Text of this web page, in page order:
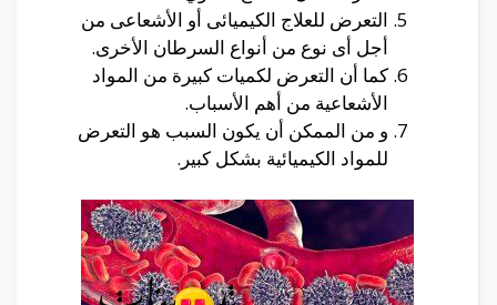
التعرض للعلاج الكيميائى أو الأشعاعى من
أجل أى نوع من أنواع السرطان الأخرى.
كما أن التعرض لكميات كبيرة من المواد
الأشعاعية من أهم الأسباب.
و من الممكن أن يكون السبب هو التعرض
للمواد الكيميائية بشكل كبير.